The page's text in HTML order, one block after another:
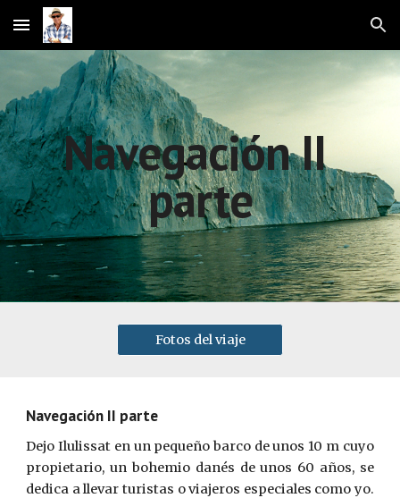
Skip to main content Skip to navigation
Navegación II
parte
Fotos del viaje
Navegación II parte
DejoIlulissat en un pequeño barco de unos 10 m cuyo
propietario, un bohemio danés de unos 60 años, se
dedica a llevar tu­ristas o viajeros especiales como yo.